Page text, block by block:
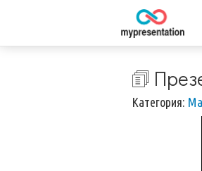
🗊
Категория: